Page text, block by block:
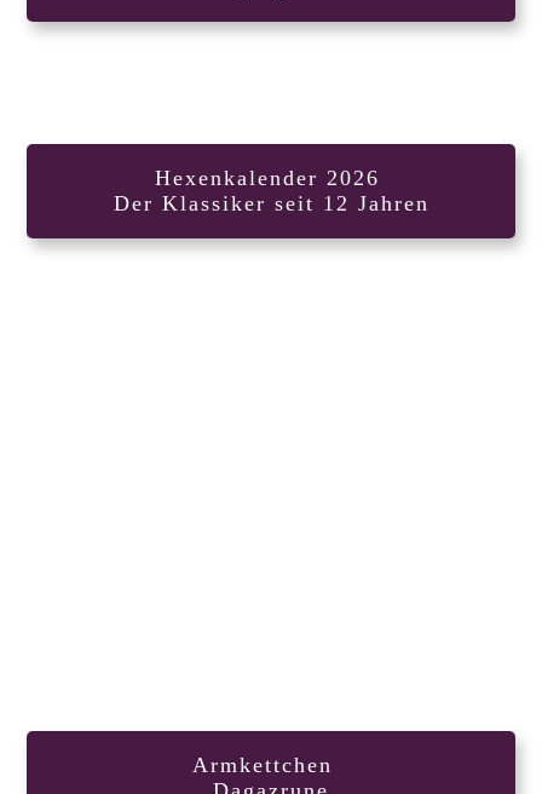
Hexenkalender 2026
Der Klassiker seit 12 Jahren
Armkettchen